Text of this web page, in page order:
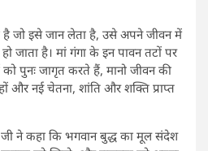
है जो इसे जान लेता है, उसे अपने जीवन में
हो जाता है। मां गंगा के इन पावन तटों पर
पुनः जागृत करते हैं, मानो जीवन की
और नई चेतना, शांति और शक्ति प्राप्त
जी ने कहा कि भगवान बुद्ध का मूल संदेश